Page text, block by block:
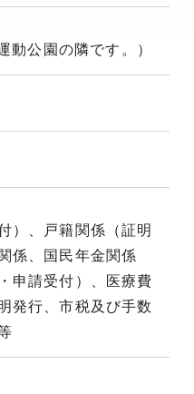
公園の隣です。）
）、戸籍関係（証明
係、国民年金関係
申請受付）、医療費
発行、市税及び手数